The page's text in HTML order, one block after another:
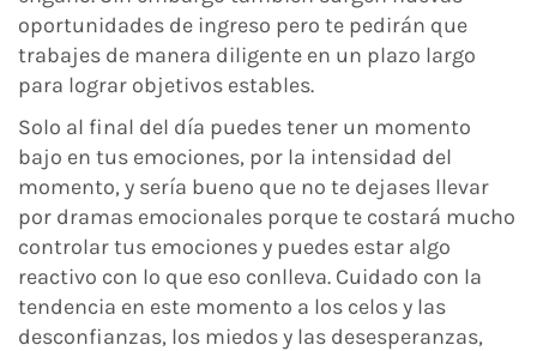
oportunidades de ingreso pero te pedirán que
trabajes de manera diligente en un plazo largo
para lograr objetivos estables.
Solo al final del día puedes tener un momento
bajo en tus emociones, por la intensidad del
momento, y sería bueno que no te dejases llevar
por dramas emocionales porque te costará mucho
controlar tus emociones y puedes estar algo
reactivo con lo que eso conlleva. Cuidado con la
tendencia en este momento a los celos y las
desconfianzas, los miedos y las desesperanzas,